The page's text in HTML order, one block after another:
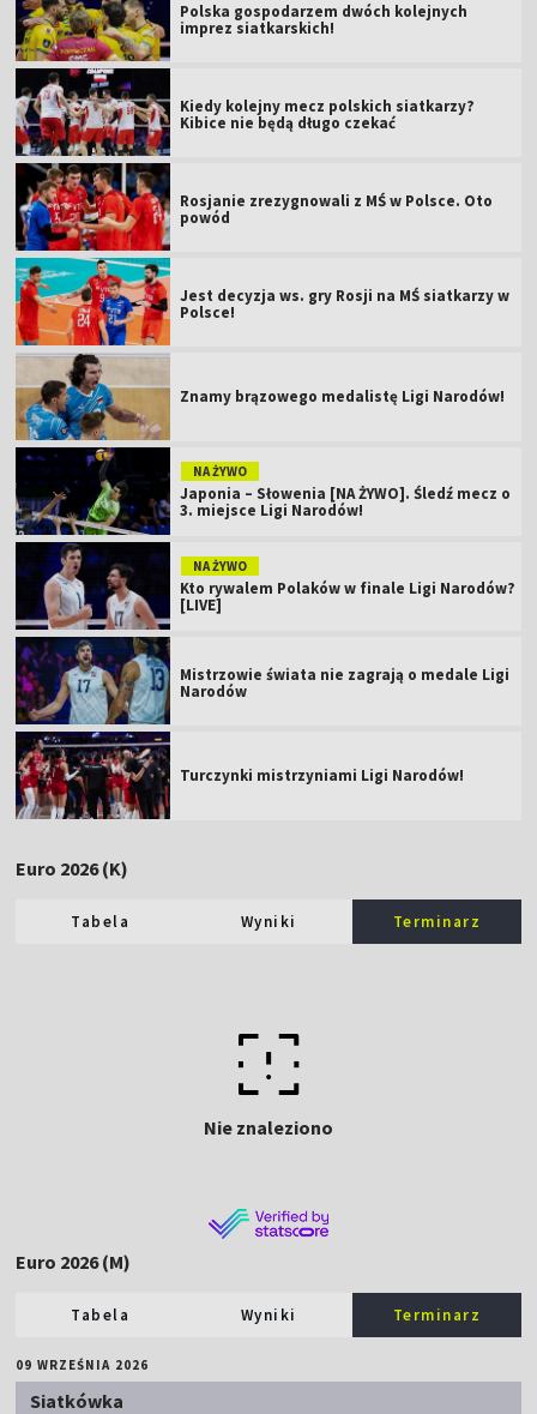
Polska gospodarzem dwóch kolejnych
imprez siatkarskich!
Kiedy kolejny mecz polskich siatkarzy?
Kibice nie będą długo czekać
Rosjanie zrezygnowali z MŚ w Polsce. Oto
powód
Jest decyzja ws. gry Rosji na MŚ siatkarzy w
Polsce!
Znamy brązowego medalistę Ligi Narodów!
NA ŻYWO
Japonia – Słowenia [NA ŻYWO]. Śledź mecz o
3. miejsce Ligi Narodów!
NA ŻYWO
Kto rywalem Polaków w finale Ligi Narodów?
[LIVE]
Mistrzowie świata nie zagrają o medale Ligi
Narodów
Turczynki mistrzyniami Ligi Narodów!
Euro 2026 (K)
Tabela Wyniki Terminarz
Nie znaleziono
Euro 2026 (M)
Tabela Wyniki Terminarz
09 WRZEŚNIA 2026
Siatkówka